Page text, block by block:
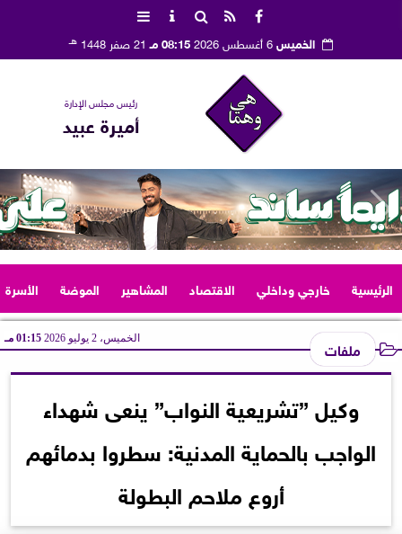
الخميس 08:15 مـ 21 صفر 1448 هـ
رئيس مجلس الإدارة
أميرة عبيد
الرئيسية خارجي وداخلي الاقتصاد المشاهير الموضة الأسرة
ملفات الخميس، 2 يوليو 2026 01:15 مـ
وكيل ”تشريعية النواب” ينعى شهداء
الواجب بالحماية المدنية: سطروا بدمائهم
أروع ملاحم البطولة